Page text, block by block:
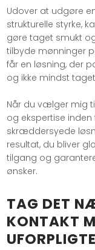
Udover at udgøre
strukturelle styrke,
gøre taget smukt
tilbyde mønninger
får en løsning, der
og ikke mindst
Når du vælger mig
og ekspertise
skræddersyede
resultat, du bliver
tilgang og
ønsker.
TAG DET
KONTAKT